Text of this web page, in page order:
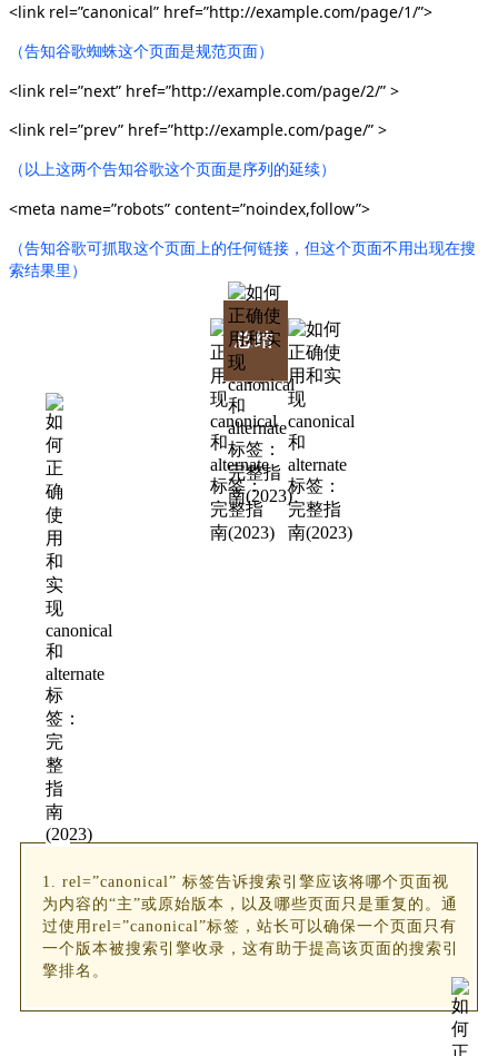
<link rel=”canonical” href=”http://example.com/page/1/”>
（告知谷歌蜘蛛这个页面是规范页面）
<link rel=”next” href=”http://example.com/page/2/” >
<link rel=”prev” href=”http://example.com/page/” >
（以上这两个告知谷歌这个页面是序列的延续）
<meta name=”robots” content=”noindex,follow”>
（告知谷歌可抓取这个页面上的任何链接，但这个页面不用出现在搜
索结果里）
总结
1. rel=”canonical” 标签告诉搜索引擎应该将哪个页面视
为内容的“主”或原始版本，以及哪些页面只是重复的。通
过使用rel=”canonical”标签，站长可以确保一个页面只有
一个版本被搜索引擎收录，这有助于提高该页面的搜索引
擎排名。